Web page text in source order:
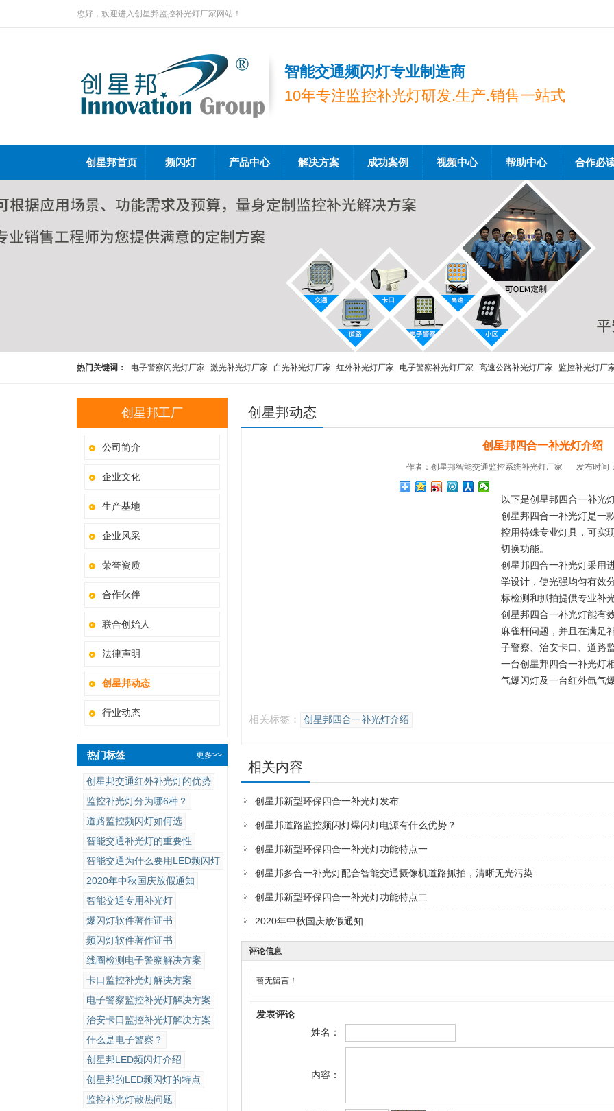
您好，欢迎进入创星邦监控补光灯厂家网站！
智能交通频闪灯专业制造商
10年专注监控补光灯研发.生产.销售一站式
创星邦首页 频闪灯 产品中心 解决方案 成功案例 视频中心 帮助中心 合作必
热门关键词： 电子警察闪光灯厂家 激光补光灯厂家 白光补光灯厂家 红外补光灯厂家 电子警察补光灯厂家 高速公路补光灯厂家 监控补光灯厂
交通补光灯厂家 卡口闪光灯厂家 爆闪灯厂家
创星邦工厂
公司简介
企业文化
生产基地
企业风采
荣誉资质
合作伙伴
联合创始人
法律声明
创星邦动态
行业动态
热门标签 更多>>
创星邦交通红外补光灯的优势
监控补光灯分为哪6种？
道路监控频闪灯如何选
智能交通补光灯的重要性
智能交通为什么要用LED频闪灯
2020年中秋国庆放假通知
智能交通专用补光灯
爆闪灯软件著作证书
频闪灯软件著作证书
线圈检测电子警察解决方案
卡口监控补光灯解决方案
电子警察监控补光灯解决方案
治安卡口监控补光灯解决方案
什么是电子警察？
创星邦LED频闪灯介绍
创星邦的LED频闪灯的特点
监控补光灯散热问题
创星邦动态
创星邦四合一补光灯介绍
作者：创星邦智能交通监控系统补光灯厂家 发布时间
以下是创星邦四合一补光
创星邦四合一补光灯是一
控用特殊专业灯具，可实
切换功能。
创星邦四合一补光灯采用
学设计，使光强均匀有效
标检测和抓拍提供专业补
创星邦四合一补光灯能有
麻雀杆问题，并且在满足
子警察、治安卡口、道路
一台创星邦四合一补光灯
气爆闪灯及一台红外氙气
相关标签： 创星邦四合一补光灯介绍
相关内容
创星邦新型环保四合一补光灯发布
创星邦道路监控频闪灯爆闪灯电源有什么优势？
创星邦新型环保四合一补光灯功能特点一
创星邦多合一补光灯配合智能交通摄像机道路抓拍，清晰无光污染
创星邦新型环保四合一补光灯功能特点二
2020年中秋国庆放假通知
评论信息
暂无留言！
发表评论
姓名：
内容：